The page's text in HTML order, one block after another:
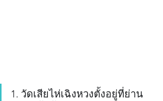
1. วัดเสียไห่เฉิงหวงตั้งอยู่ที่ย่าน